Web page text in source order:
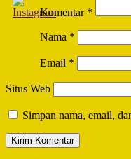
Komentar *
Nama *
Email *
Situs Web
Simpan nama, email,